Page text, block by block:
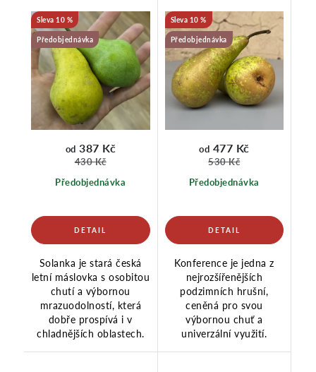
10 %
Předobjednávka
Předobjednávka
od 387 Kč
430 Kč
Solanka je stará česká
letní máslovka s osobitou
chutí a výbornou
mrazuodolností, která
dobře prospívá i v
chladnějších oblastech.
10 %
Předobjednávka
Předobjednávka
od 477 Kč
530 Kč
Konference je jedna z
nejrozšířenějších
podzimních hrušní,
ceněná pro svou
výbornou chuť a
univerzální využití.